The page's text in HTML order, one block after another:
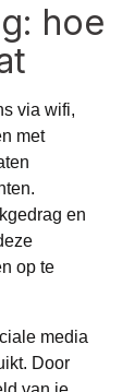
hoe
via wifi,
met
en
op te
media
Door